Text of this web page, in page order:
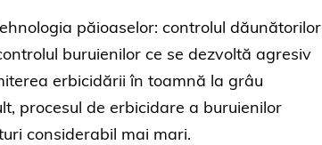
păioaselor: controlul dăunătorilor
buruienilor ce se dezvoltă agresiv
erbicidării în toamnă la grâu
procesul de erbicidare a buruienilor
considerabil mai mari.